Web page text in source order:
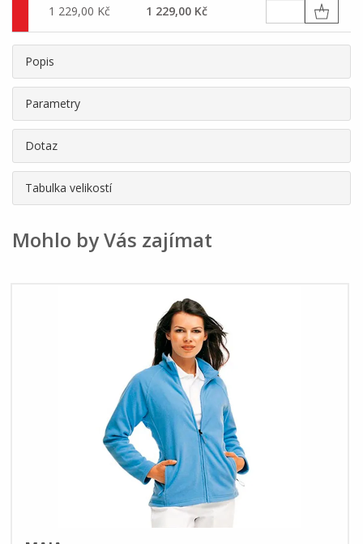
1 229,00 Kč 1 229,00 Kč
Popis
Parametry
Dotaz
Tabulka velikostí
Mohlo by Vás zajímat